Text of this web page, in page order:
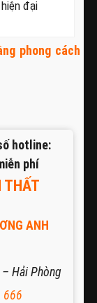
phong cách
hotline:
phí
THẤT
ANH
Hải Phòng
666